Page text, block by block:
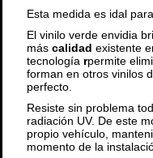
Esta medida es idal
El vinilo verde envidia
más calidad existente
tecnología rpermite
forman en otros vinilos
perfecto.
Resiste sin problema
radiación UV. De este
propio vehículo,
momento de la